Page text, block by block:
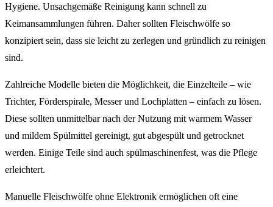
Hygiene. Unsachgemäße Reinigung kann schnell zu
Keimansammlungen führen. Daher sollten Fleischwölfe so
konzipiert sein, dass sie leicht zu zerlegen und gründlich zu reinigen
sind.
Zahlreiche Modelle bieten die Möglichkeit, die Einzelteile – wie
Trichter, Förderspirale, Messer und Lochplatten – einfach zu lösen.
Diese sollten unmittelbar nach der Nutzung mit warmem Wasser
und mildem Spülmittel gereinigt, gut abgespült und getrocknet
werden. Einige Teile sind auch spülmaschinenfest, was die Pflege
erleichtert.
Manuelle Fleischwölfe ohne Elektronik ermöglichen oft eine